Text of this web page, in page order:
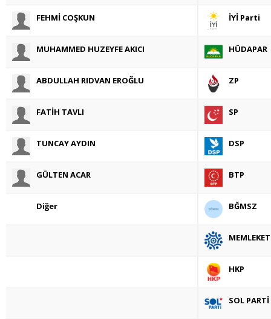
FEHMİ COŞKUN İYİ Parti
MUHAMMED HUZEYFE AKICI HÜDAPAR
ABDULLAH RIDVAN EROĞLU ZP
FATİH TAVLI SP
TUNCAY AYDIN DSP
GÜLTEN ACAR BTP
Diğer BĞMSZ
MEMLEKET
HKP
SOL PARTİ